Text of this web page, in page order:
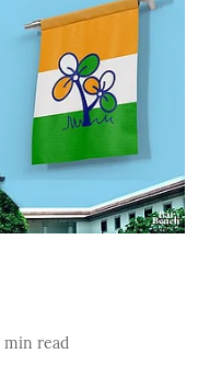
min read